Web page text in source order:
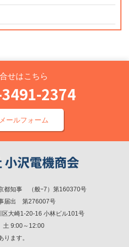
せはこちら
2374
メールフォーム
都知事 （般ｰ7）第160370号
事届出 第276007号
区大崎1-20-16 小林ビル101号
土 9:00～12:00
ます。